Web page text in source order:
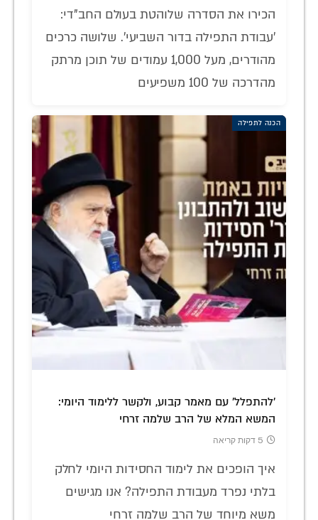
הכירו את הסדרה שלוהטת בעולם החב"די:
'עבודת התפילה בדור השביעי'. שלושה כרכים
מהודרים, מעל 1,000 עמודים של תוכן מרתק
מהדרכה של 100 משפיעים
הכנה לתפילה
'להתפלל' עם מאמר קבוע, ולקשר ללימוד היומי:
המשא המלא של הרב שלמה זרחי
5 דקות קריאה
איך הופכים את לימוד החסידות היומי לחלק
בלתי נפרד מעבודת התפילה? אנו מגישים
משא מיוחד של הרב שלמה זרחי